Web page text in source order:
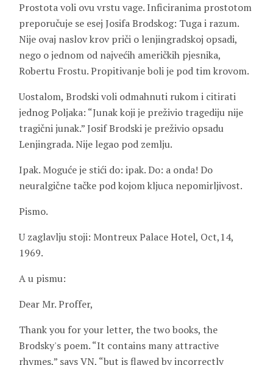
Prostota voli ovu vrstu vage. Inficiranima prostotom
preporučuje se esej Josifa Brodskog: Tuga i razum.
Nije ovaj naslov krov priči o lenjingradskoj opsadi,
nego o jednom od najvećih američkih pjesnika,
Robertu Frostu. Propitivanje boli je pod tim krovom.
Uostalom, Brodski voli odmahnuti rukom i citirati
jednog Poljaka: “Junak koji je preživio tragediju nije
tragični junak.” Josif Brodski je preživio opsadu
Lenjingrada. Nije legao pod zemlju.
Ipak. Moguće je stići do: ipak. Do: a onda! Do
neuralgične tačke pod kojom kljuca nepomirljivost.
Pismo.
U zaglavlju stoji: Montreux Palace Hotel, Oct,14,
1969.
A u pismu:
Dear Mr. Proffer,
Thank you for your letter, the two books, the
Brodsky's poem. “It contains many attractive
rhymes,” says VN, “but is flawed by incorrectly